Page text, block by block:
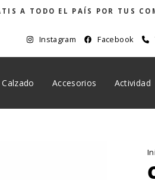
pausa
A TODO EL PAÍS POR TUS
Instagram Facebook
Calzado Accesorios Actividad